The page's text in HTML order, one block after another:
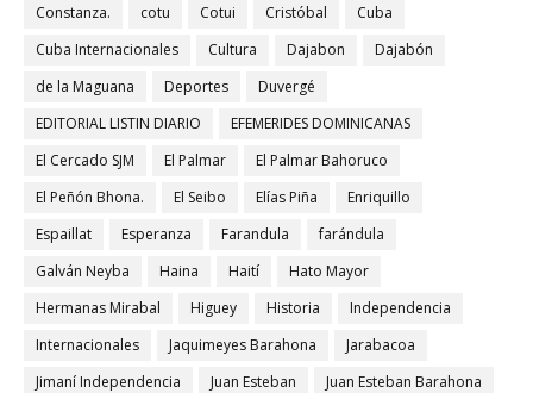
Constanza.
cotu Cotui Cristóbal
Cuba
Cuba Internacionales
Cultura Dajabon
Dajabón
de la Maguana
Deportes
Duvergé
EDITORIAL LISTIN DIARIO
EFEMERIDES DOMINICANAS
El Cercado SJM
El Palmar
El Palmar Bahoruco
El Peñón Bhona.
El Seibo Elías Piña
Enriquillo
Espaillat
Esperanza Farandula
farándula
Galván Neyba
Haina Haití
Hato Mayor
Hermanas Mirabal
Higuey Historia
Independencia
Internacionales
Jaquimeyes Barahona
Jarabacoa
Jimaní Independencia
Juan Esteban
Juan Esteban Barahona